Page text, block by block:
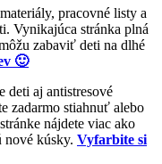
pracovné listy a
Vynikajúca stránka plná
zabaviť deti na dlhé
🙂
deti aj antistresové
zadarmo stiahnuť alebo
nájdete viac ako
nové kúsky. Vyfarbite si